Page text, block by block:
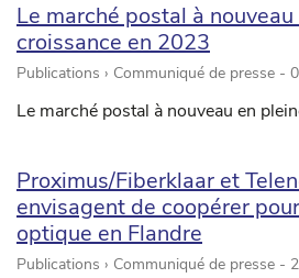
Le marché postal à
croissance en 2023
Publications › Communiqué de presse -
Le marché postal à nouveau en
Proximus/Fiberklaar et
envisagent de coopérer
optique en Flandre
Publications › Communiqué de presse -